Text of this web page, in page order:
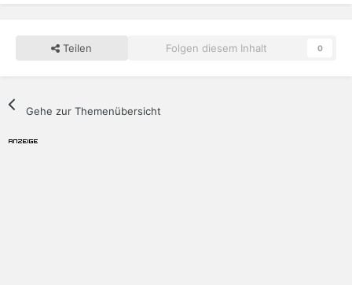
Teilen Folgen diesem Inhalt 0
Gehe zur Themenübersicht